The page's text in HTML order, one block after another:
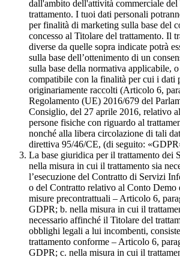
dall'ambito dell'attività commerciale del
trattamento. I tuoi dati personali
per finalità di marketing sulla base del
concesso al Titolare del trattamento. Il
diverse da quelle sopra indicate potrà
sulla base dell’ottenimento di un
sulla base della normativa applicabile,
compatibile con la finalità per cui i dati
originariamente raccolti (Articolo 6,
Regolamento (UE) 2016/679 del
Consiglio, del 27 aprile 2016, relativo
persone fisiche con riguardo al
nonché alla libera circolazione di tali
direttiva 95/46/CE, (di seguito:
La base giuridica per il trattamento dei
nella misura in cui il trattamento sia
l’esecuzione del Contratto di Servizi
o del Contratto relativo al Conto Demo
misure precontrattuali – Articolo 6,
GDPR; b. nella misura in cui il
necessario affinché il Titolare del
obblighi legali a lui incombenti,
trattamento conforme – Articolo 6,
GDPR; c. nella misura in cui il